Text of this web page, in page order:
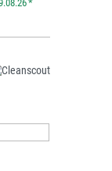
*